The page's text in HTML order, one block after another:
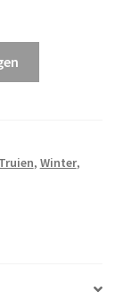
, Winter,